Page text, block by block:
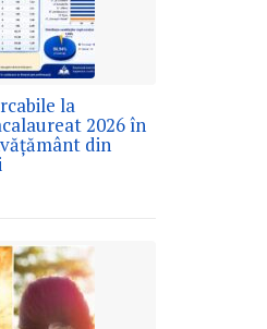
la
2026 în
din